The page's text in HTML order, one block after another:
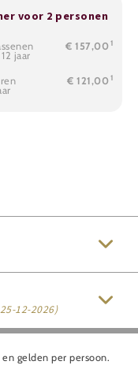
voor 2 personen
jaar
€ 157,001
€ 121,001
12-2026)
en gelden per persoon.